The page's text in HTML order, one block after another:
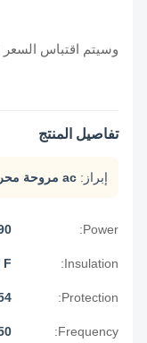
وسيتم اقتباس السعر
تفاصيل المنتج
ac مروحة محرك ,
Power:
Insulation:
/ B / F
Protection:
IP54
Frequency: